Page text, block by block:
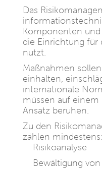
Das
Komponenten
die Einrichtung für
nutzt.
Maßnahmen
einhalten,
internationale
müssen auf
Ansatz beruhen.
Zu den
zählen mindestens:
Risikoanalyse
Bewältigung